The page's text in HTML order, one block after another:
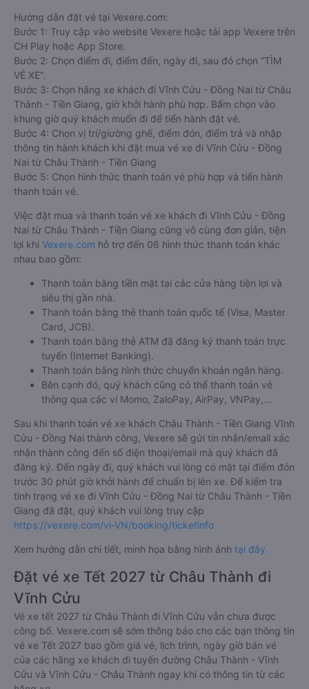
Hướng dẫn đặt vé tại Vexere.com:
Bước 1: Truy cập vào website Vexere hoặc tải app Vexere trên
CH Play hoặc App Store.
Bước 2: Chọn điểm đi, điểm đến, ngày đi, sau đó chọn “TÌM
VÉ XE”.
Bước 3: Chọn hãng xe khách đi Vĩnh Cửu - Đồng Nai từ Châu
Thành - Tiền Giang, giờ khởi hành phù hợp. Bấm chọn vào
khung giờ quý khách muốn đi để tiến hành đặt vé.
Bước 4: Chọn vị trí/giường ghế, điểm đón, điểm trả và nhập
thông tin hành khách khi đặt mua vé xe đi Vĩnh Cửu - Đồng
Nai từ Châu Thành - Tiền Giang
Bước 5: Chọn hình thức thanh toán vé phù hợp và tiến hành
thanh toán vé.
Việc đặt mua và thanh toán vé xe khách đi Vĩnh Cửu - Đồng
Nai từ Châu Thành - Tiền Giang cũng vô cùng đơn giản, tiện
lợi khi Vexere.com hỗ trợ đến 06 hình thức thanh toán khác
nhau bao gồm:
Thanh toán bằng tiền mặt tại các cửa hàng tiện lợi và
siêu thị gần nhà.
Thanh toán bằng thẻ thanh toán quốc tế (Visa, Master
Card, JCB).
Thanh toán bằng thẻ ATM đã đăng ký thanh toán trực
tuyến (Internet Banking).
Thanh toán bằng hình thức chuyển khoản ngân hàng.
Bên cạnh đó, quý khách cũng có thể thanh toán vé
thông qua các ví Momo, ZaloPay, AirPay, VNPay,…
Sau khi thanh toán vé xe khách Châu Thành - Tiền Giang Vĩnh
Cửu - Đồng Nai thành công, Vexere sẽ gửi tin nhắn/email xác
nhận thành công đến số điện thoại/email mà quý khách đã
đăng ký. Đến ngày đi, quý khách vui lòng có mặt tại điểm đón
trước 30 phút giờ khởi hành để chuẩn bị lên xe. Để kiểm tra
tình trạng vé xe đi Vĩnh Cửu - Đồng Nai từ Châu Thành - Tiền
Giang đã đặt, quý khách vui lòng truy cập
https://vexere.com/vi-VN/booking/ticketinfo
Xem hướng dẫn chi tiết, minh họa bằng hình ảnh tại đây.
Đặt vé xe Tết 2027 từ Châu Thành đi
Vĩnh Cửu
Vé xe tết 2027 từ Châu Thành đi Vĩnh Cửu vẫn chưa được
công bố. Vexere.com sẽ sớm thông báo cho các bạn thông tin
vé xe Tết 2027 bao gồm giá vé, lịch trình, ngày giờ bán vé
của các hãng xe khách đi tuyến đường Châu Thành - Vĩnh
Cửu và Vĩnh Cửu - Châu Thành ngay khi có thông tin từ các